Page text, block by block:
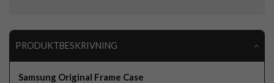
PRODUKTBESKRIVNING
Samsung Original Frame Case